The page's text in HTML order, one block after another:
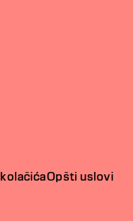
Opšti uslovi